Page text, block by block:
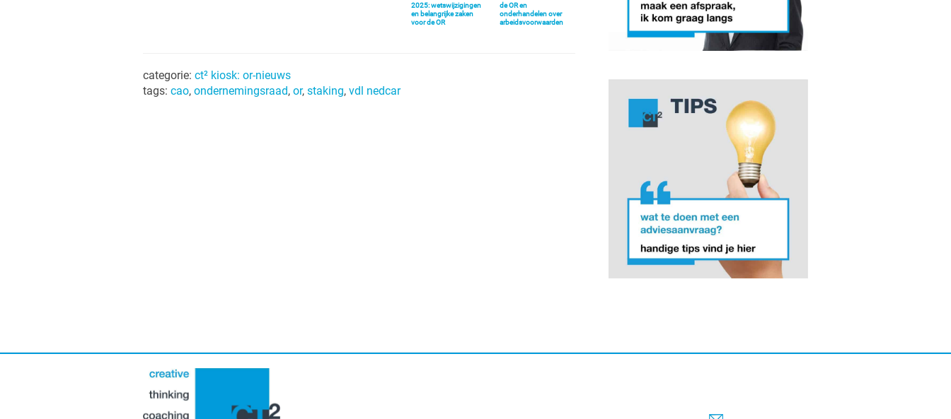
2025: wetswijzigingen
en belangrijke zaken
voor de OR
de OR en
onderhandelen over
arbeidsvoorwaarden
categorie: ct² kiosk: or-nieuws
tags: cao, ondernemingsraad, or, staking, vdl nedcar